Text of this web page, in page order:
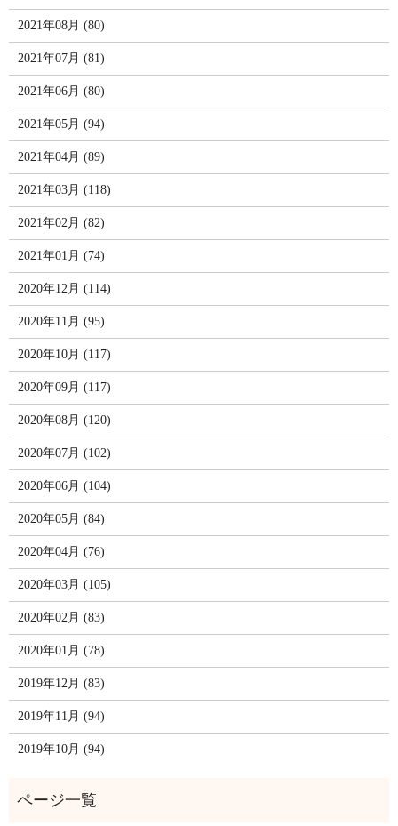
2021年08月 (80)
2021年07月 (81)
2021年06月 (80)
2021年05月 (94)
2021年04月 (89)
2021年03月 (118)
2021年02月 (82)
2021年01月 (74)
2020年12月 (114)
2020年11月 (95)
2020年10月 (117)
2020年09月 (117)
2020年08月 (120)
2020年07月 (102)
2020年06月 (104)
2020年05月 (84)
2020年04月 (76)
2020年03月 (105)
2020年02月 (83)
2020年01月 (78)
2019年12月 (83)
2019年11月 (94)
2019年10月 (94)